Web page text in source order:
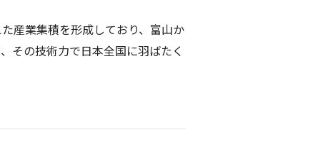
産業集積を形成しており、富山か
その技術力で日本全国に羽ばたく